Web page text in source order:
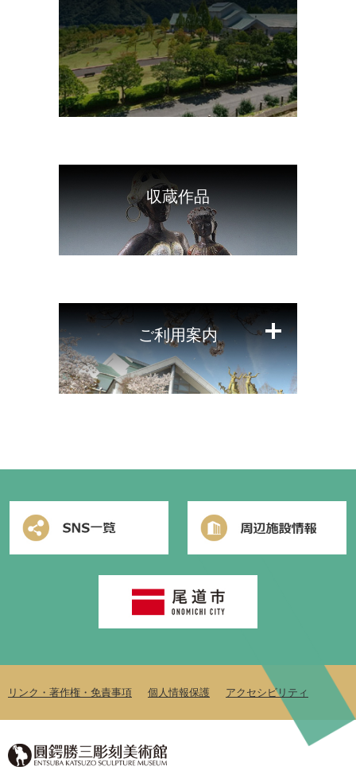
る
収蔵作品
る
ご利用案内
リンク・著作権・免責事項 個人情報保護 アクセシビリティ